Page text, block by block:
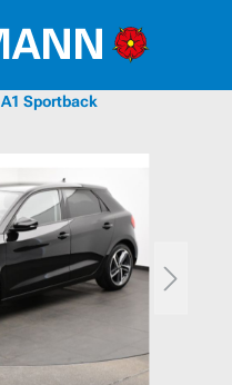
A1 Sportback